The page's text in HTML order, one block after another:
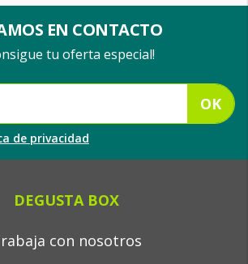
EN CONTACTO
tu oferta especial!
OK
de privacidad
DEGUSTA BOX
con nosotros